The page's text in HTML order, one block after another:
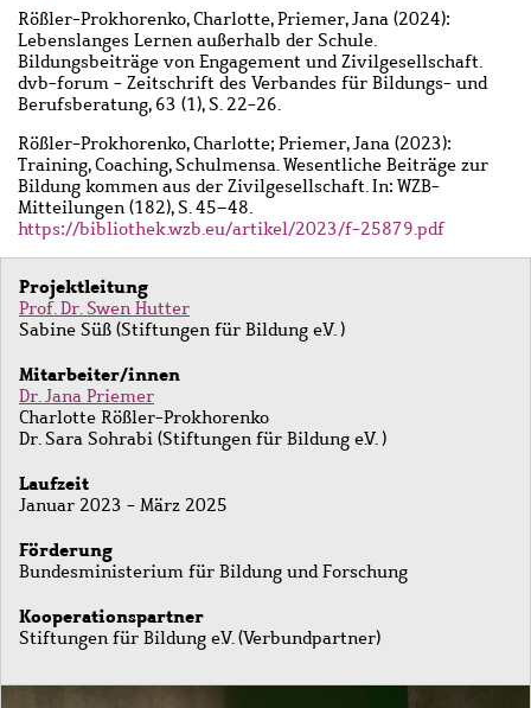
Rößler-Prokhorenko, Charlotte, Priemer, Jana (2024):
Lebenslanges Lernen außerhalb der Schule.
Bildungsbeiträge von Engagement und Zivilgesellschaft.
dvb-forum - Zeitschrift des Verbandes für Bildungs- und
Berufsberatung, 63 (1), S. 22-26.
Rößler-Prokhorenko, Charlotte; Priemer, Jana (2023):
Training, Coaching, Schulmensa. Wesentliche Beiträge zur
Bildung kommen aus der Zivilgesellschaft. In: WZB-
Mitteilungen (182), S. 45–48.
https://bibliothek.wzb.eu/artikel/2023/f-25879.pdf
Projektleitung
Prof. Dr. Swen Hutter
Sabine Süß (Stiftungen für Bildung e.V. )
Mitarbeiter/innen
Dr. Jana Priemer
Charlotte Rößler-Prokhorenko
Dr. Sara Sohrabi (Stiftungen für Bildung e.V. )
Laufzeit
Januar 2023 - März 2025
Förderung
Bundesministerium für Bildung und Forschung
Kooperationspartner
Stiftungen für Bildung e.V. (Verbundpartner)